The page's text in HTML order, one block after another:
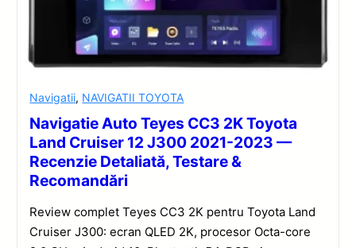
Navigatii, NAVIGATII TOYOTA
Navigatie Auto Teyes CC3 2K Toyota
Land Cruiser 12 J300 2021-2023 —
Recenzie Detaliată, Testare &
Recomandări
Review complet Teyes CC3 2K pentru Toyota Land
Cruiser J300: ecran QLED 2K, procesor Octa-core